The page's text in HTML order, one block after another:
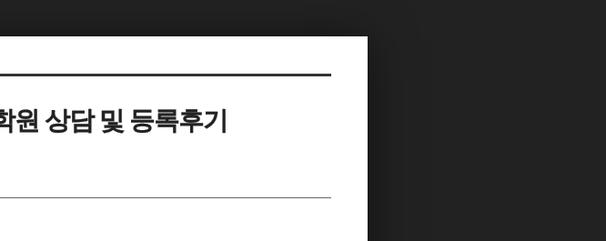
원 상담 및 등록후기